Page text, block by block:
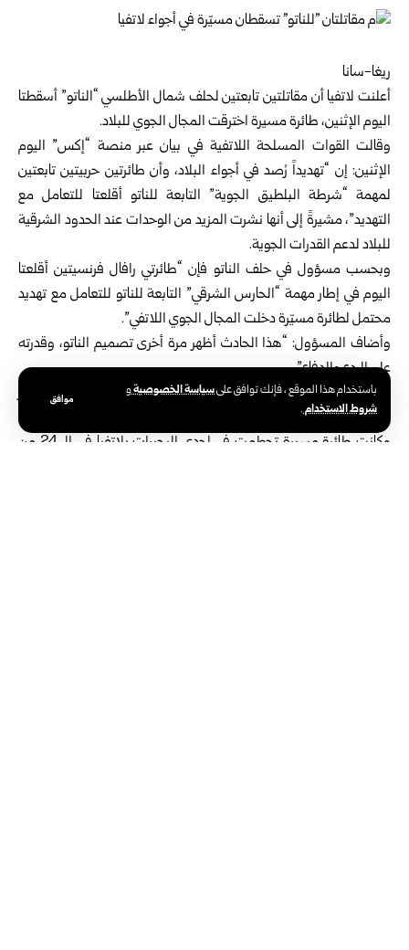
باستخدام هذا الموقع ، فإنك توافق علىسياسة الخصوصيةو
شروط الاستخدام.
موافق
ريغا-سانا
أعلنت لاتفيا أن مقاتلتين تابعتين لحلف شمال الأطلسي “الناتو” أسقطتا
اليوم الإثنين، طائرة مسيرة اخترقت المجال الجوي للبلاد.
وقالت القوات المسلحة اللاتفية في بيان عبر منصة “إكس” اليوم
الإثنين: إن “تهديداً رُصد في أجواء البلاد، وأن طائرتين حربيتين تابعتين
لمهمة “شرطة البلطيق الجوية” التابعة للناتو أقلعتا للتعامل مع
التهديد”، مشيرةً إلى أنها نشرت المزيد من الوحدات عند الحدود الشرقية
للبلاد لدعم القدرات الجوية.
وبحسب مسؤول في حلف الناتو فإن “طائرتي رافال فرنسيتين أقلعتا
اليوم في إطار مهمة “الحارس الشرقي” التابعة للناتو للتعامل مع تهديد
محتمل لطائرة مسيّرة دخلت المجال الجوي اللاتفي”.
وأضاف المسؤول: “هذا الحادث أظهر مرة أخرى تصميم الناتو، وقدرته
على الردع والدفاع”.
وأرسلت السلطات اللاتفية رسائل تحذيرية للسكان لتوخي الحذر عبر
الهواتف المحمولة إلى مناطق لودزا وبالفي والوكسن.
وكانت طائرة مسيرة تحطمت في إحدى البحيرات بلاتفيا في الـ 24 من